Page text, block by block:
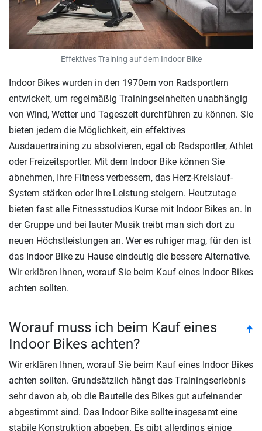
Effektives Training auf dem Indoor Bike
Indoor Bikes wurden in den 1970ern von Radsportlern
entwickelt, um regelmäßig Trainingseinheiten unabhängig
von Wind, Wetter und Tageszeit durchführen zu können. Sie
bieten jedem die Möglichkeit, ein effektives
Ausdauertraining zu absolvieren, egal ob Radsportler, Athlet
oder Freizeitsportler. Mit dem Indoor Bike können Sie
abnehmen, Ihre Fitness verbessern, das Herz-Kreislauf-
System stärken oder Ihre Leistung steigern. Heutzutage
bieten fast alle Fitnessstudios Kurse mit Indoor Bikes an. In
der Gruppe und bei lauter Musik treibt man sich dort zu
neuen Höchstleistungen an. Wer es ruhiger mag, für den ist
das Indoor Bike zu Hause eindeutig die bessere Alternative.
Wir erklären Ihnen, worauf Sie beim Kauf eines Indoor Bikes
achten sollten.
Worauf muss ich beim Kauf eines
Indoor Bikes achten?
🠉
Wir erklären Ihnen, worauf Sie beim Kauf eines Indoor Bikes
achten sollten. Grundsätzlich hängt das Trainingserlebnis
sehr davon ab, ob die Bauteile des Bikes gut aufeinander
abgestimmt sind. Das Indoor Bike sollte insgesamt eine
stabile Konstruktion abgeben. Es gibt allerdings einige